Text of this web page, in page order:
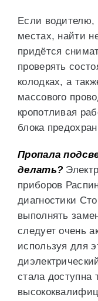
Если водителю,
местах, найти
придётся
проверять
колодках, а
массового
кропотливая
блока
Пропала
делать?
приборов
диагностики
выполнять
следует очень
используя для
стала доступна